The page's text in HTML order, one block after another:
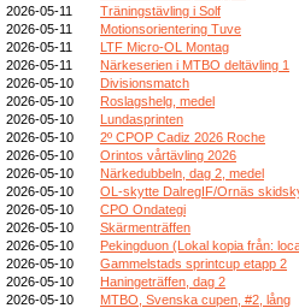
2026-05-11
Träningstävling i Solf
2026-05-11
Motionsorientering Tuve
2026-05-11
LTF Micro-OL Montag
2026-05-11
Närkeserien i MTBO deltävling 1
2026-05-10
Divisionsmatch
2026-05-10
Roslagshelg, medel
2026-05-10
Lundasprinten
2026-05-10
2º CPOP Cadiz 2026 Roche
2026-05-10
Orintos vårtävling 2026
2026-05-10
Närkedubbeln, dag 2, medel
2026-05-10
OL-skytte DalregIF/Ornäs
2026-05-10
CPO Ondategi
2026-05-10
Skärmenträffen
2026-05-10
Pekingduon (Lokal kopia från:
2026-05-10
Gammelstads sprintcup etapp 2
2026-05-10
Haningeträffen, dag 2
2026-05-10
MTBO, Svenska cupen, #2, lång